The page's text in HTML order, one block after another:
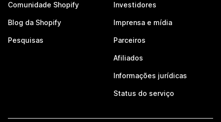
Comunidade Shopify
Blog da Shopify
Pesquisas
Investidores
Imprensa e mídia
Parceiros
Afiliados
Informações jurídicas
Status do serviço